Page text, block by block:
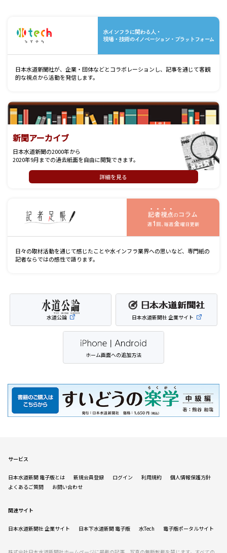
日本水道新聞社が、企業・団体などとコラボレーションし、記事を通じて客観
的な視点から活動を発信します。
新聞アーカイブ
日本水道新聞の2000年から
2020年9月までの過去紙面を自由に閲覧できます。
詳細を見る
日々の取材活動を通じて感じたことや水インフラ業界への思いなど、専門紙の
記者ならではの感性で語ります。
水道公論 日本水道新聞社 企業サイト
ホーム画面への追加方法
サービス
日本水道新聞 電子版とは 新規会員登録 ログイン 利用規約
個人情報保護方針
よくあるご質問
お問い合わせ
関連サイト
日本水道新聞社 企業サイト 日本下水道新聞 電子版 水Tech 電子版ポータルサイト